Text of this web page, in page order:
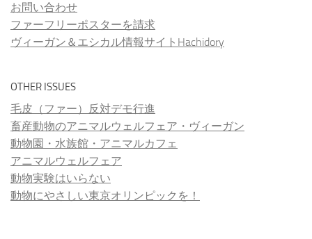
お問い合わせ
ファーフリーポスターを請求
ヴィーガン＆エシカル情報サイトHachidory
OTHER ISSUES
毛皮（ファー）反対デモ行進
畜産動物のアニマルウェルフェア・ヴィーガン
動物園・水族館・アニマルカフェ
アニマルウェルフェア
動物実験はいらない
動物にやさしい東京オリンピックを！